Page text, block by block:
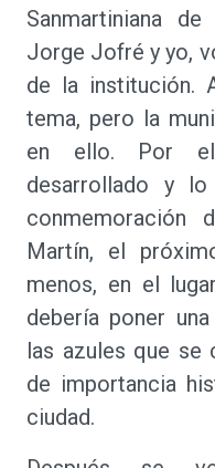
Sanmartiniana
Jorge Jofré y yo,
de la institución.
tema, pero la
en ello. Por
desarrollado y
conmemoración
Martín, el
menos, en el
debería poner
las azules que se
de importancia
ciudad.